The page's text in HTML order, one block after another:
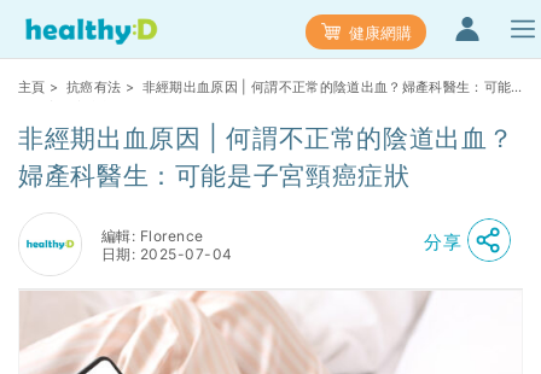
健康網購
主頁 > 抗癌有法 > 非經期出血原因 | 何謂不正常的陰道出血？婦產科醫生：可能
非經期出血原因 | 何謂不正常的陰道出血？
婦產科醫生：可能是子宮頸癌症狀
編輯: Florence
日期: 2025-07-04
分享